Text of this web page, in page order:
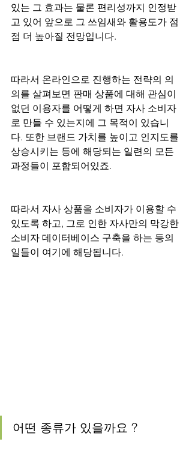
있는 그 효과는 물론 편리성까지 인정받
고 있어 앞으로 그 쓰임새와 활용도가 점
점 더 높아질 전망입니다.
따라서 온라인으로 진행하는 전략의 의
의를 살펴보면 판매 상품에 대해 관심이
없던 이용자를 어떻게 하면 자사 소비자
로 만들 수 있는지에 그 목적이 있습니
다. 또한 브랜드 가치를 높이고 인지도를
상승시키는 등에 해당되는 일련의 모든
과정들이 포함되어있죠.
따라서 자사 상품을 소비자가 이용할 수
있도록 하고, 그로 인한 자사만의 막강한
소비자 데이터베이스 구축을 하는 등의
일들이 여기에 해당됩니다.
어떤 종류가 있을까요 ?